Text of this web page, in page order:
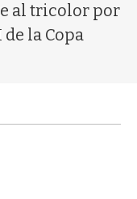
al tricolor por
la Copa